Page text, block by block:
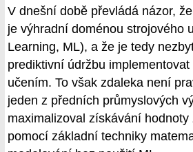
V dnešní době převládá názor,
je výhradní doménou strojového
Learning, ML), a že je tedy
prediktivní údržbu
učením. To však zdaleka není
jeden z předních průmyslových
maximalizoval získávání
pomocí základní techniky